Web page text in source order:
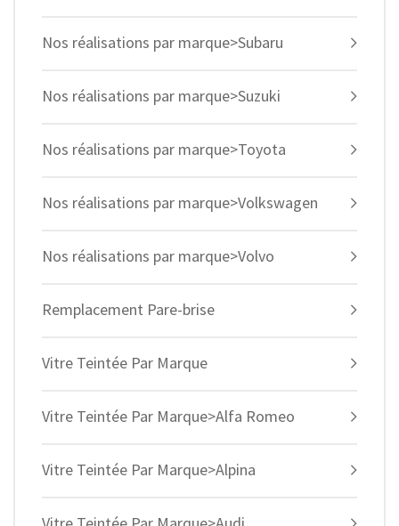
Nos réalisations par marque>Subaru
Nos réalisations par marque>Suzuki
Nos réalisations par marque>Toyota
Nos réalisations par marque>Volkswagen
Nos réalisations par marque>Volvo
Remplacement Pare-brise
Vitre Teintée Par Marque
Vitre Teintée Par Marque>Alfa Romeo
Vitre Teintée Par Marque>Alpina